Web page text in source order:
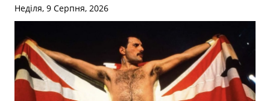
Неділя, 9 Серпня, 2026